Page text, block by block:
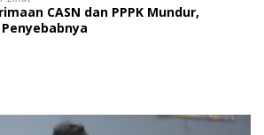
CASN dan PPPK Mundur,